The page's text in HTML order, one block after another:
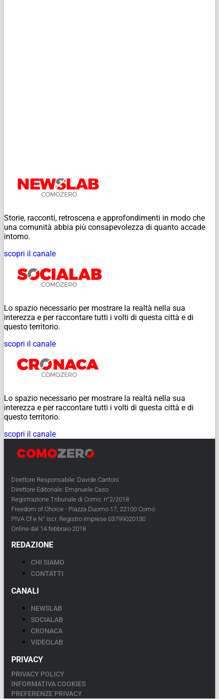
Storie, racconti, retroscena e approfondimenti in modo che
una comunità abbia più consapevolezza di quanto accade
intorno.
scopri il canale
Lo spazio necessario per mostrare la realtà nella sua
interezza e per raccontare tutti i volti di questa città e di
questo territorio.
scopri il canale
Lo spazio necessario per mostrare la realtà nella sua
interezza e per raccontare tutti i volti di questa città e di
questo territorio.
scopri il canale
Direttore Responsabile: Davide Cantoni
Direttore Editoriale: Emanuele Caso
Registrazione Tribunale di Como: n°2/2018
Freedom of Choice - Piazza Duomo 17, 22100 Como
PIVA Cf e N° Iscr. Registro Imprese 03799020130
Online dal 14 febbraio 2018
REDAZIONE
CHI SIAMO
CONTATTI
CANALI
NEWSLAB
SOCIALAB
CRONACA
VIDEOLAB
PRIVACY
PRIVACY POLICY
INFORMATIVA COOKIES
PREFERENZE PRIVACY